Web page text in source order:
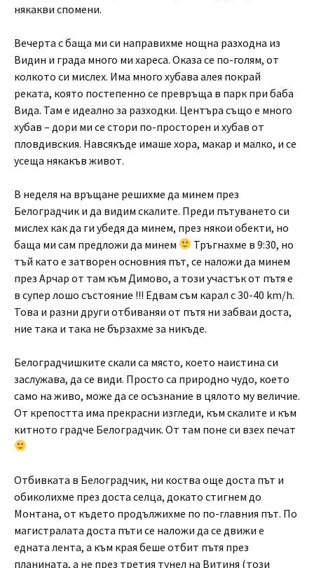
някакви спомени.
Вечерта с баща ми си направихме нощна разходна из
Видин и града много ми хареса. Оказа се по-голям, от
колкото си мислех. Има много хубава алея покрай
реката, която постепенно се превръща в парк при баба
Вида. Там е идеално за разходки. Центъра също е много
хубав – дори ми се стори по-просторен и хубав от
пловдивския. Навсякъде имаше хора, макар и малко, и се
усеща някакъв живот.
В неделя на връщане решихме да минем през
Белоградчик и да видим скалите. Преди пътуването си
мислех как да ги убедя да минем, през някои обекти, но
баща ми сам предложи да минем
Тръгнахме в 9:30, но
тъй като е затворен основния път, се наложи да минем
през Арчар от там към Димово, а този участък от пътя е
в супер лошо състояние !!! Едвам съм карал с 30-40 km/h.
Това и разни други отбиваняи от пътя ни забваи доста,
ние така и така не бързахме за никъде.
Белоградчишките скали са място, което наистина си
заслужава, да се види. Просто са природно чудо, което
само на живо, може да се осъзнание в цялото му величие.
От крепостта има прекрасни изгледи, към скалите и към
китното градче Белоградчик. От там поне си взех печат
Отбивката в Белоградчик, ни коства още доста път и
обиколихме през доста селца, докато стигнем до
Монтана, от където продължихме по по-главния път. По
магистралата доста пъти се наложи да се движи е
едната лента, а към края беше отбит пътя през
планината, а не през третия тунел на Витиня (този